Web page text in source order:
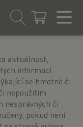
aktuálnost,
informací.
se hmotné či
nepoužitím
nesprávných či
pokud není